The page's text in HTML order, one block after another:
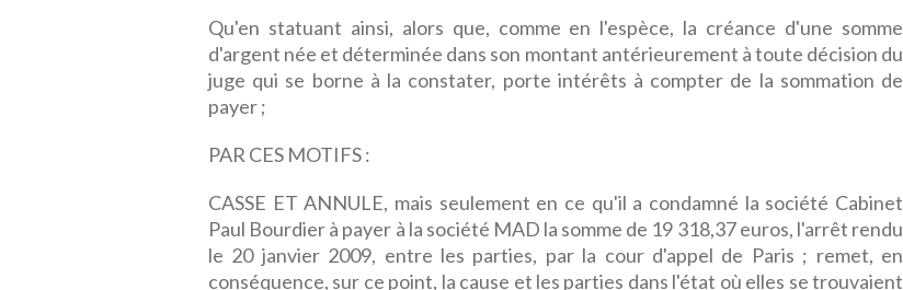
Qu'en statuant ainsi, alors que, comme en l'espèce, la créance d'une somme
d'argent née et déterminée dans son montant antérieurement à toute décision du
juge qui se borne à la constater, porte intérêts à compter de la sommation de
payer ;
PAR CES MOTIFS :
CASSE ET ANNULE, mais seulement en ce qu'il a condamné la société Cabinet
Paul Bourdier à payer à la société MAD la somme de 19 318,37 euros, l'arrêt rendu
le 20 janvier 2009, entre les parties, par la cour d'appel de Paris ; remet, en
conséquence, sur ce point, la cause et les parties dans l'état où elles se trouvaient